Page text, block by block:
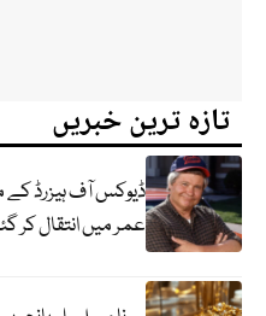
تازہ ترین خبریں
عمر میں انتقال کر